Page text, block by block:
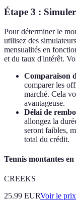
Étape 3 :
Pour déterminer le
utilisez des
mensualités en
et du taux d'intérêt.
Comparaison
comparer les
marché. Cela
avantageuse.
Délai de
allongez la
seront faibles,
total du crédit.
Tennis montantes
CREEKS
25.99 EURVoir le prix